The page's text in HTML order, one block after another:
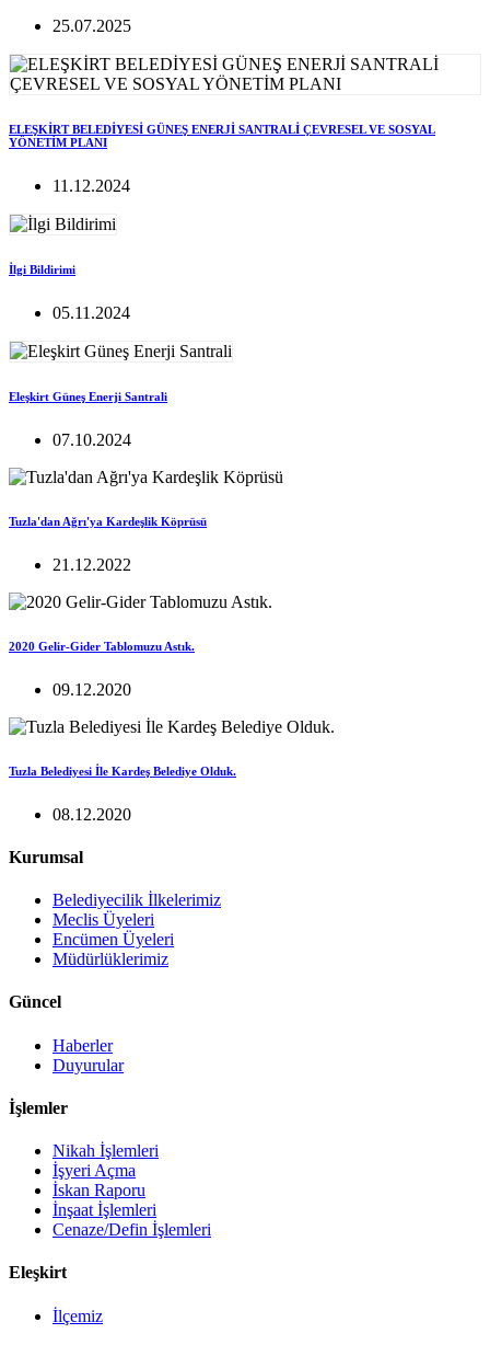
25.07.2025
ELEŞKİRT BELEDİYESİ GÜNEŞ ENERJİ SANTRALİ ÇEVRESEL VE SOSYAL
YÖNETİM PLANI
11.12.2024
İlgi Bildirimi
05.11.2024
Eleşkirt Güneş Enerji Santrali
07.10.2024
Tuzla'dan Ağrı'ya Kardeşlik Köprüsü
21.12.2022
2020 Gelir-Gider Tablomuzu Astık.
09.12.2020
Tuzla Belediyesi İle Kardeş Belediye Olduk.
08.12.2020
Kurumsal
Belediyecilik İlkelerimiz
Meclis Üyeleri
Encümen Üyeleri
Müdürlüklerimiz
Güncel
Haberler
Duyurular
İşlemler
Nikah İşlemleri
İşyeri Açma
İskan Raporu
İnşaat İşlemleri
Cenaze/Defin İşlemleri
Eleşkirt
İlçemiz